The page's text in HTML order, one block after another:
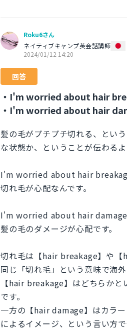
Roku6さん
ネイティブキャンプ英会話講師
2024/01/12 14:20
回答
・I'm worried about hair
・I'm worried about hair
髪の毛がプチプチ切れる、とい
な状態か、ということが伝わる
I'm worried about hair
切れ毛が心配なんです。
I'm worried about hair
髪の毛のダメージが心配です。
切れ毛は【hair breakage】や【
同じ「切れ毛」という意味で海
【hair breakage】はどちらか
です。
一方の【hair damage】はカラ
によるイメージ、という言い方